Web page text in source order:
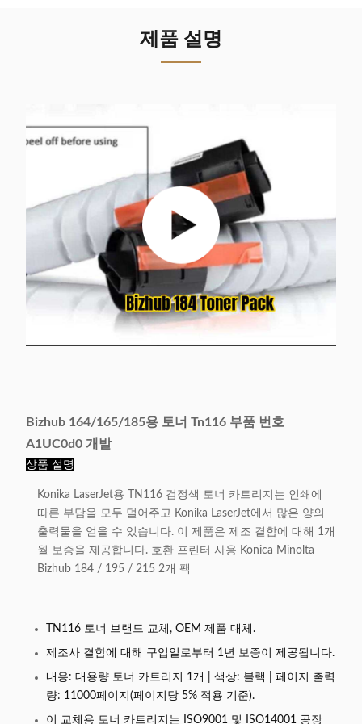
제품 설명
Bizhub 164/165/185용 토너 Tn116 부품 번호
A1UC0d0 개발
상품 설명
Konika LaserJet용 TN116 검정색 토너 카트리지는 인쇄에
따른 부담을 모두 덜어주고 Konika LaserJet에서 많은 양의
출력물을 얻을 수 있습니다. 이 제품은 제조 결함에 대해 1개
월 보증을 제공합니다. 호환 프린터 사용 Konica Minolta
Bizhub 184 / 195 / 215 2개 팩
TN116 토너 브랜드 교체, OEM 제품 대체.
제조사 결함에 대해 구입일로부터 1년 보증이 제공됩니다.
내용: 대용량 토너 카트리지 1개 | 색상: 블랙 | 페이지 출력
량: 11000페이지(페이지당 5% 적용 기준).
이 교체용 토너 카트리지는 ISO9001 및 ISO14001 공장